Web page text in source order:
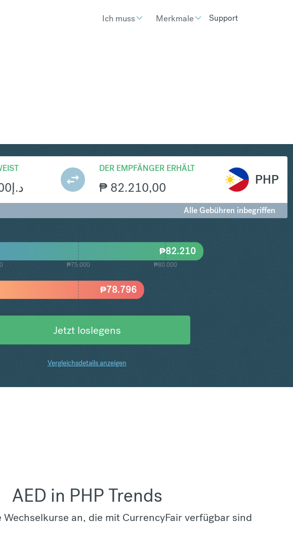
Ich muss Merkmale Support
د.إ
DER EMPFÄNGER ERHÄLT
₱ 82.210,00
PHP
Alle Gebühren inbegriffen
₱75.000 ₱80.000
₱78.796
₱82.210
Jetzt loslegens
Vergleichsdetails anzeigen
AED in PHP Trends
Wechselkurse an, die mit CurrencyFair verfügbar sind